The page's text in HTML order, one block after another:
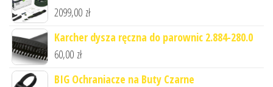
2099,00 zł
Karcher dysza ręczna do parownic 2.884-280.0
60,00 zł
BIG Ochraniacze na Buty Czarne